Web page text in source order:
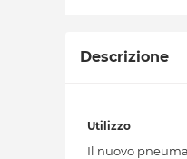
Descrizione
Utilizzo
Il nuovo